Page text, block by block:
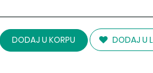
DODAJ U KORPU DODAJ U